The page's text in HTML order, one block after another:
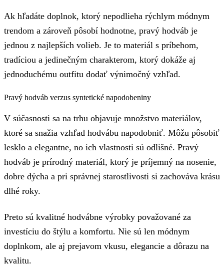
Ak hľadáte doplnok, ktorý nepodlieha rýchlym módnym
trendom a zároveň pôsobí hodnotne, pravý hodváb je
jednou z najlepších volieb. Je to materiál s príbehom,
tradíciou a jedinečným charakterom, ktorý dokáže aj
jednoduchému outfitu dodať výnimočný vzhľad.
Pravý hodváb verzus syntetické napodobeniny
V súčasnosti sa na trhu objavuje množstvo materiálov,
ktoré sa snažia vzhľad hodvábu napodobniť. Môžu pôsobiť
lesklo a elegantne, no ich vlastnosti sú odlišné. Pravý
hodváb je prírodný materiál, ktorý je príjemný na nosenie,
dobre dýcha a pri správnej starostlivosti si zachováva krásu
dlhé roky.
Preto sú kvalitné hodvábne výrobky považované za
investíciu do štýlu a komfortu. Nie sú len módnym
doplnkom, ale aj prejavom vkusu, elegancie a dôrazu na
kvalitu.